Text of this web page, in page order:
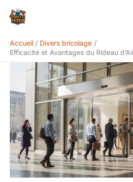
Accueil
Divers bricolage
Efficacité et Avantages du Rideau